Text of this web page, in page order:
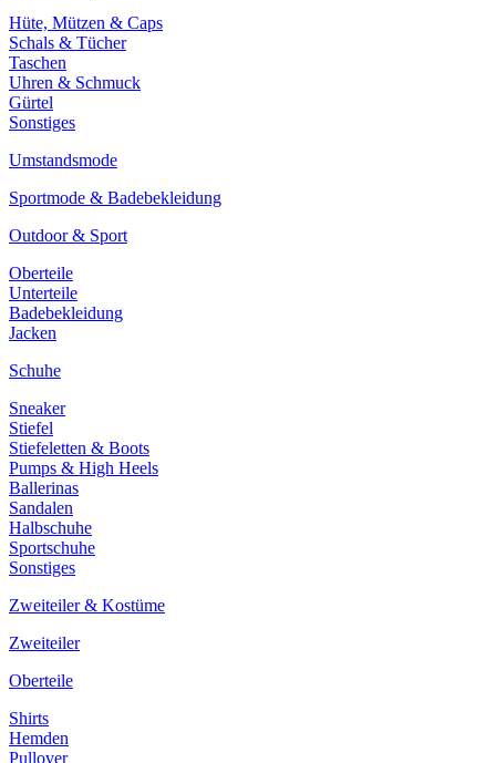
Hüte, Mützen & Caps
Schals & Tücher
Taschen
Uhren & Schmuck
Gürtel
Sonstiges
Umstandsmode
Sportmode & Badebekleidung
Outdoor & Sport
Oberteile
Unterteile
Badebekleidung
Jacken
Schuhe
Sneaker
Stiefel
Stiefeletten & Boots
Pumps & High Heels
Ballerinas
Sandalen
Halbschuhe
Sportschuhe
Sonstiges
Zweiteiler & Kostüme
Zweiteiler
Oberteile
Shirts
Hemden
Pullover